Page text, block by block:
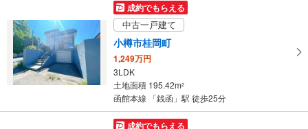
る
成約でもらえる
中古一戸建て
小樽市桂岡町
1,249万円
3LDK
土地面積 195.42m2
函館本線 「銭函」駅 徒歩25分
成約でもらえる